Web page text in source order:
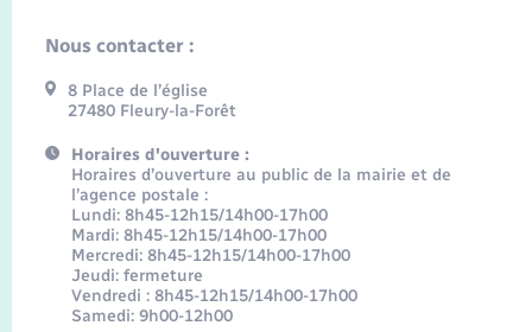
Nous contacter :
8 Place de l’église
27480 Fleury-la-Forêt
Horaires d'ouverture :
Horaires d’ouverture au public de la mairie et de
l’agence postale :
Lundi: 8h45-12h15/14h00-17h00
Mardi: 8h45-12h15/14h00-17h00
Mercredi: 8h45-12h15/14h00-17h00
Jeudi: fermeture
Vendredi : 8h45-12h15/14h00-17h00
Samedi: 9h00-12h00